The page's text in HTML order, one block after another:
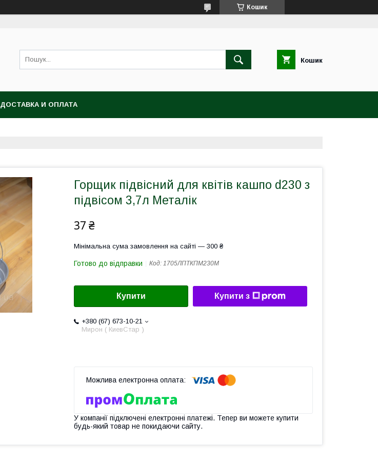
Кошик
Кошик
ДОСТАВКА И ОПЛАТА
Горщик підвісний для квітів кашпо d230 з
підвісом 3,7л Металік
37 ₴
Мінімальна сума замовлення на сайті — 300 ₴
Готово до відправки Код: 1705ЛПТКПМ230М
Купити Купити з
+380 (67) 673-10-21
Мирон ( КиевСтар )
У компанії підключені електронні платежі. Тепер ви можете купити
будь-який товар не покидаючи сайту.